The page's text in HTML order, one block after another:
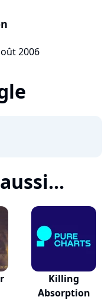
2006
Killing
Absorption